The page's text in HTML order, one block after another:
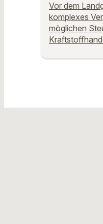
Vor dem
komplexes
möglichen